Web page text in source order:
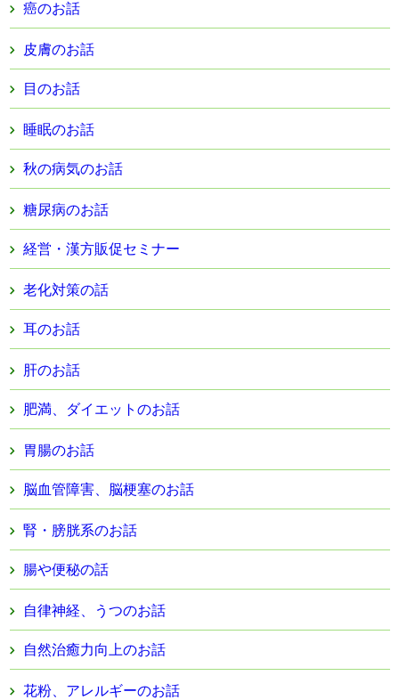
癌のお話
皮膚のお話
目のお話
睡眠のお話
秋の病気のお話
糖尿病のお話
経営・漢方販促セミナー
老化対策の話
耳のお話
肝のお話
肥満、ダイエットのお話
胃腸のお話
脳血管障害、脳梗塞のお話
腎・膀胱系のお話
腸や便秘の話
自律神経、うつのお話
自然治癒力向上のお話
花粉、アレルギーのお話